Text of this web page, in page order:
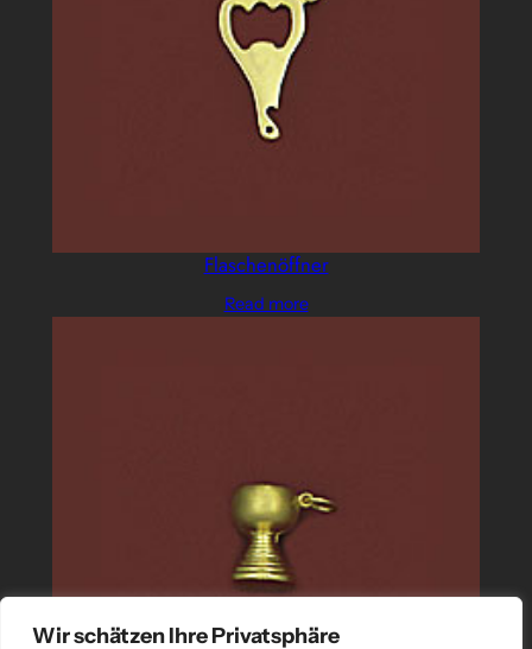
Wir schätzen Ihre Privatsphäre
Flaschenöffner
Read more